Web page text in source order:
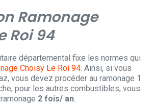
Ramonage
Roi 94
départemental fixe les normes qui
Choisy Le Roi 94. Ainsi, si vous
vous devez procéder au ramonage 1
pour les autres combustibles, vous
2 fois/ an.